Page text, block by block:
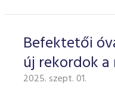
Befektetői
új rekordok
2025. szept. 01.